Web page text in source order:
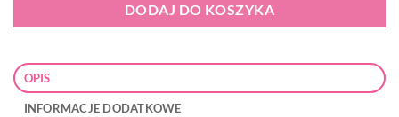
DODAJ DO KOSZYKA
OPIS
INFORMACJE DODATKOWE